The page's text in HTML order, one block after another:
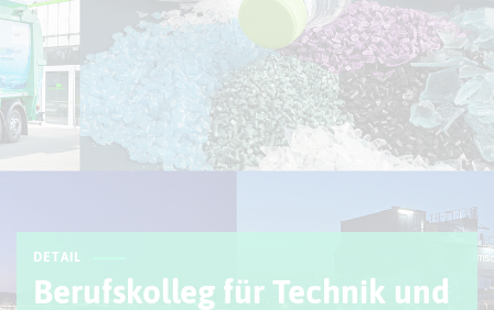
DETAIL
Berufskolleg für Technik und